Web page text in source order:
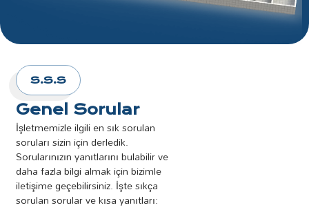
S.S.S
Genel Sorular
İşletmemizle ilgili en sık sorulan
soruları sizin için derledik.
Sorularınızın yanıtlarını bulabilir ve
daha fazla bilgi almak için bizimle
iletişime geçebilirsiniz. İşte sıkça
sorulan sorular ve kısa yanıtları: